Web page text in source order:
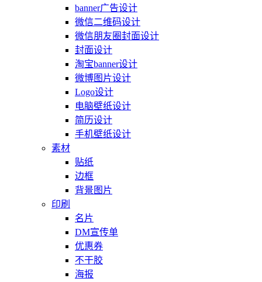
banner广告设计
微信二维码设计
微信朋友圈封面设计
封面设计
淘宝banner设计
微博图片设计
Logo设计
电脑壁纸设计
简历设计
手机壁纸设计
素材
贴纸
边框
背景图片
印刷
名片
DM宣传单
优惠券
不干胶
海报